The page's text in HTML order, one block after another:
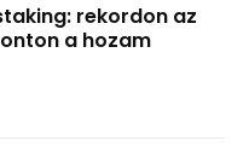
rekordon az
a hozam